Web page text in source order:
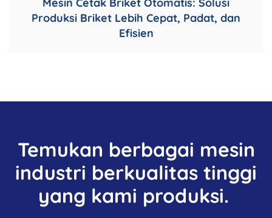
Mesin Cetak Briket Otomatis: Solusi
Produksi Briket Lebih Cepat, Padat, dan
Efisien
Temukan berbagai mesin
industri berkualitas tinggi
yang kami produksi.